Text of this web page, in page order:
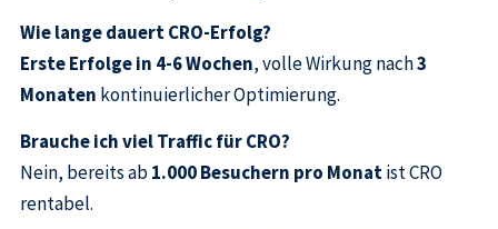
Wie lange dauert CRO-Erfolg?
Erste Erfolge in 4-6 Wochen, volle Wirkung nach3
Monaten kontinuierlicher Optimierung.
Brauche ich viel Traffic für CRO?
Nein, bereits ab1.000 Besuchern pro Monatist CRO
rentabel.